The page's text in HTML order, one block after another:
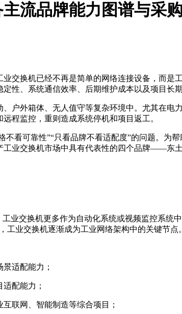
流品牌能力图谱与采
交换机已经不再是简单的网络连接设备，而是
性、系统通信效率、后期维护成本以及项目长期
户外箱体、无人值守等复杂环境中。尤其在电
程监控，重则造成系统停机和项目返工。
看可靠性”“只看品牌不看适配度”的问题。为
业交换机市场中具有代表性的四个品牌——东
业交换机更多作为自动化系统或视频监控系统
业交换机逐渐成为工业网络架构中的关键节点。
适配能力；
配能力；
联网、智能制造等综合项目；